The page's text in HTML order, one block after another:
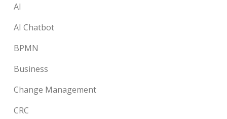
AI
AI Chatbot
BPMN
Business
Change Management
CRC